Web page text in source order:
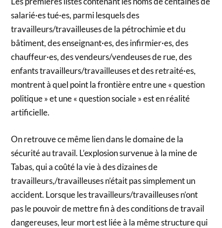
salarié·es tué·es, parmi lesquels des
travailleurs/travailleuses de la pétrochimie et du
bâtiment, des enseignant·es, des infirmier·es, des
chauffeur·es, des vendeurs/vendeuses de rue, des
enfants travailleurs/travailleuses et des retraité·es,
montrent à quel point la frontière entre une « question
politique » et une « question sociale » est en réalité
artificielle.
On retrouve ce même lien dans le domaine de la
sécurité au travail. L’explosion survenue à la mine de
Tabas, qui a coûté la vie à des dizaines de
travailleurs,/travailleuses n’était pas simplement un
accident. Lorsque les travailleurs/travailleuses n’ont
pas le pouvoir de mettre fin à des conditions de travail
dangereuses, leur mort est liée à la même structure qui